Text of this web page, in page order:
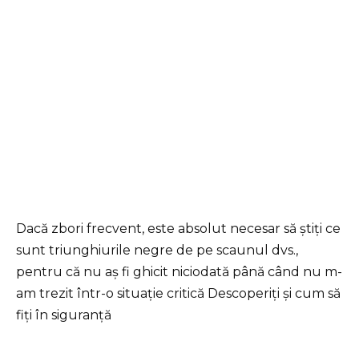
Dacă zbori frecvent, este absolut necesar să știți ce
sunt triunghiurile negre de pe scaunul dvs.,
pentru că nu aș fi ghicit niciodată până când nu m-
am trezit într-o situație critică Descoperiți și cum să
fiți în siguranță